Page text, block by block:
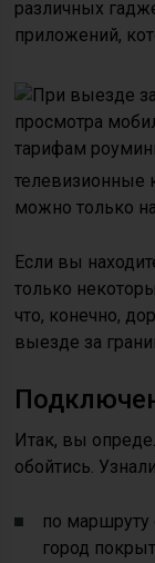
различных
приложений,
телевизионные
можно только
Если вы
только
что, конечно,
выезде за
Итак, вы
обойтись.
по маршруту
город